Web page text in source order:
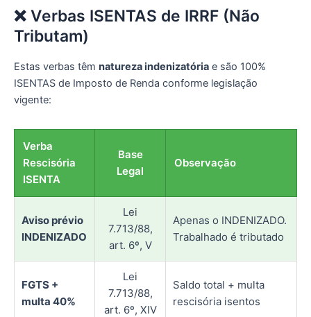
❌ Verbas ISENTAS de IRRF (Não
Tributam)
Estas verbas têm natureza indenizatória e são 100%
ISENTAS de Imposto de Renda conforme legislação
vigente:
Verba
Rescisória
ISENTA
Base
Legal
Observação
Aviso prévio
INDENIZADO
Lei
7.713/88,
art. 6º, V
Apenas o INDENIZADO.
Trabalhado é tributado
FGTS +
multa 40%
Lei
7.713/88,
art. 6º, XIV
Saldo total + multa
rescisória isentos